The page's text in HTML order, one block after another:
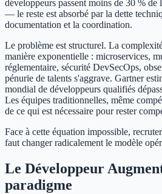
développeurs passent moins de 30 % de
— le reste est absorbé par la dette
documentation et la coordination.
Le problème est structurel. La
manière exponentielle : microservices,
réglementaire, sécurité DevSecOps,
pénurie de talents s'aggrave. Gartner
mondial de développeurs qualifiés
Les équipes traditionnelles, même
de ce qui est nécessaire pour rester
Face à cette équation impossible,
faut changer radicalement le modèle
Le Développeur
paradigme